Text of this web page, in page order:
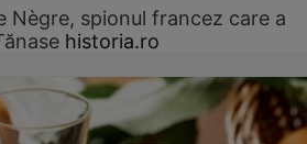
Nègre, spionul francez care a
historia.ro